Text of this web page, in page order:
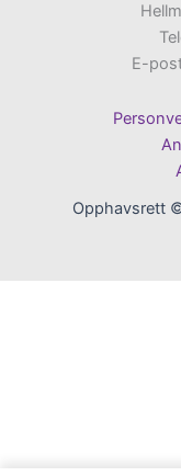
E-
Opphavsrett